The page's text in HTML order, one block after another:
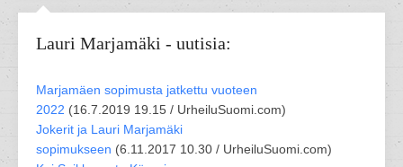
Lauri Marjamäki - uutisia:
Marjamäen sopimusta jatkettu vuoteen
2022 (16.7.2019 19.15 / UrheiluSuomi.com)
Jokerit ja Lauri Marjamäki
sopimukseen (6.11.2017 10.30 / UrheiluSuomi.com)